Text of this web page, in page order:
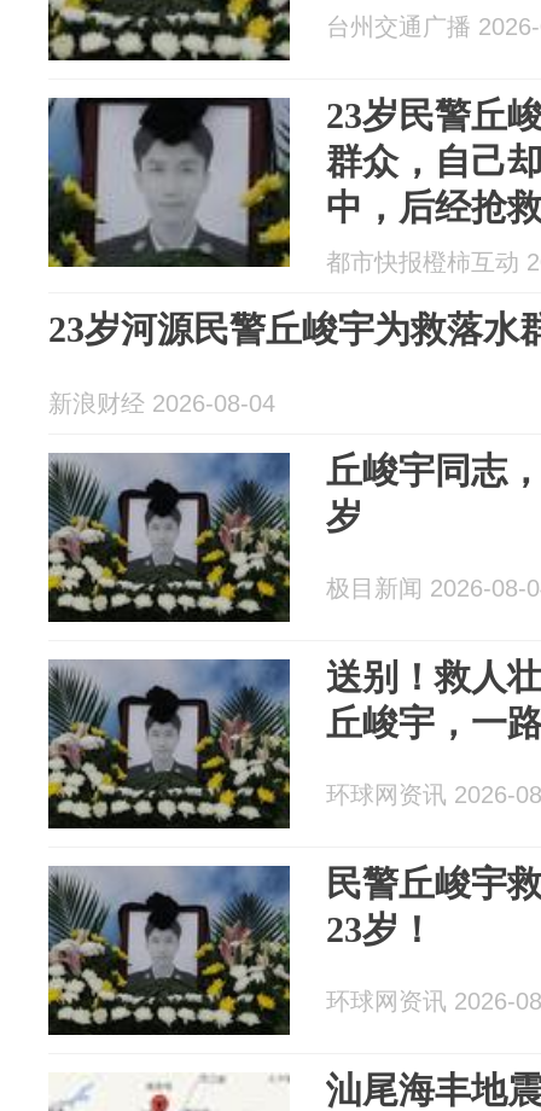
台州交通广播
23岁民警丘
群众，自己
中，后经抢
都市快报橙柿互动
23岁河源民警丘峻宇为救落水
新浪财经 2026-08-04
丘峻宇同志
岁
极目新闻 2026-08-
送别！救人
丘峻宇，一
环球网资讯 2026-
民警丘峻宇
23岁！
环球网资讯 2026-
汕尾海丰地